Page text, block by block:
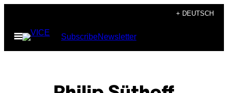
content
+ DEUTSCH
Open
Menu
SubscribeNewsletter